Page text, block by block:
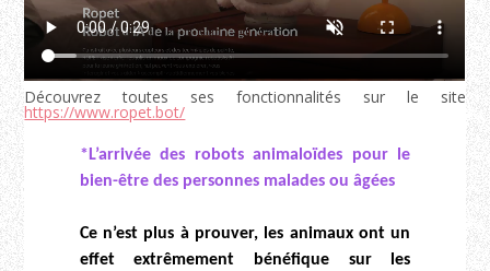
Découvrez toutes ses fonctionnalités sur le site
https://www.ropet.bot/
*L’arrivée des robots animaloïdes pour le
bien-être des personnes malades ou âgées
Ce n’est plus à prouver, les animaux ont un
effet extrêmement bénéfique sur les